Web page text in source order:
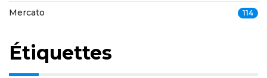
Mercato 114
Étiquettes